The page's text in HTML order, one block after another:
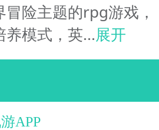
险主题的rpg游戏，
模式，英...展开
APP